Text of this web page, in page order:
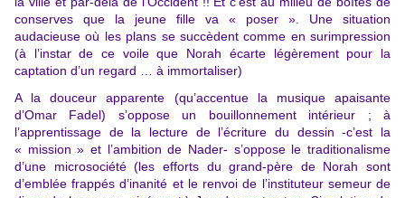
conserves que la jeune fille va « poser ». Une situation
audacieuse où les plans se succèdent comme en surimpression
(à l’instar de ce voile que Norah écarte légèrement pour la
captation d’un regard … à immortaliser)
A la douceur apparente (qu’accentue la musique apaisante
d’Omar Fadel) s’oppose un bouillonnement intérieur ; à
l’apprentissage de la lecture de l’écriture du dessin -c’est la
« mission » et l’ambition de Nader- s’oppose le traditionalisme
d’une microsociété (les efforts du grand-père de Norah sont
d’emblée frappés d’inanité et le renvoi de l’instituteur semeur de